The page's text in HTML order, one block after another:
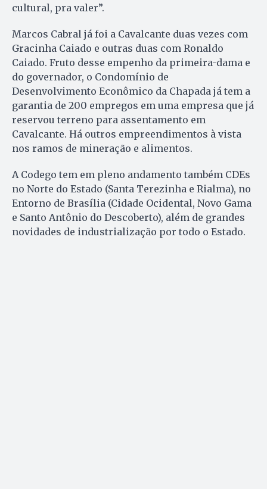
cultural, pra valer”.
Marcos Cabral já foi a Cavalcante duas vezes com
Gracinha Caiado e outras duas com Ronaldo
Caiado. Fruto desse empenho da primeira-dama e
do governador, o Condomínio de
Desenvolvimento Econômico da Chapada já tem a
garantia de 200 empregos em uma empresa que já
reservou terreno para assentamento em
Cavalcante. Há outros empreendimentos à vista
nos ramos de mineração e alimentos.
A Codego tem em pleno andamento também CDEs
no Norte do Estado (Santa Terezinha e Rialma), no
Entorno de Brasília (Cidade Ocidental, Novo Gama
e Santo Antônio do Descoberto), além de grandes
novidades de industrialização por todo o Estado.